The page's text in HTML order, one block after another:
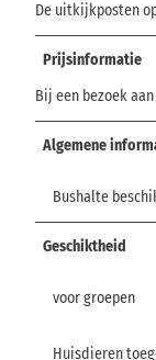
De uitkijkposten
Prijsinformatie
Bij een bezoek
Algemene
Bushalte
Geschiktheid
voor groepen
Huisdieren